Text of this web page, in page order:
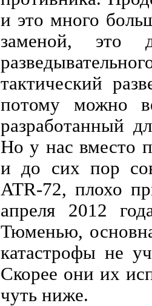
и это много
заменой, это
тактический
потому можно
разработанный
Но у нас вместо
и до сих пор
ATR-72, плохо
апреля 2012
Тюменью,
катастрофы не
Скорее они их
чуть ниже.